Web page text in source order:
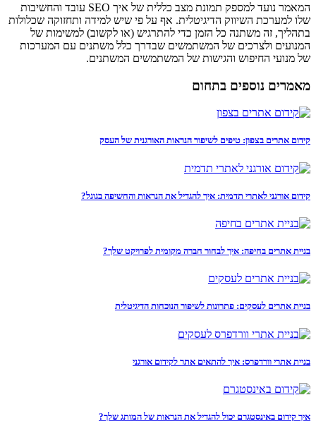
המאמר נועד למספק תמונת מצב כללית של איך SEO עובד והחשיבות
שלו למערכת השיווק הדיגיטלית. אף על פי שיש למידה ותחזוקה שכלולות
בתהליך, זה משתנה כל הזמן כדי להתרגיש (או לקשוב) למשימות של
המנועים ולצרכים של המשתמשים שבדרך כלל משתנים עם המערכות
של מנועי החיפוש והגישות של המשתמשים המשתנים.
מאמרים נוספים בתחום
קידום אתרים בצפון: טיפים לשיפור הנראות האורגנית של העסק
קידום אורגני לאתרי תדמית: איך להגדיל את הנראות והחשיפה בגוגל?
בניית אתרים בחיפה: איך לבחור חברה מקומית לפרויקט שלך?
בניית אתרים לעסקים: פתרונות לשיפור הנוכחות הדיגיטלית
בניית אתרי וורדפרס: איך להתאים אתר לקידום אורגני
איך קידום באינסטגרם יכול להגדיל את הנראות של המותג שלך?